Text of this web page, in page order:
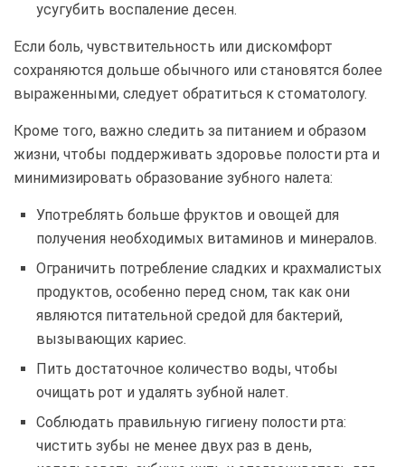
усугубить воспаление десен.
Если боль, чувствительность или дискомфорт
сохраняются дольше обычного или становятся более
выраженными, следует обратиться к стоматологу.
Кроме того, важно следить за питанием и образом
жизни, чтобы поддерживать здоровье полости рта и
минимизировать образование зубного налета:
Употреблять больше фруктов и овощей для
получения необходимых витаминов и минералов.
Ограничить потребление сладких и крахмалистых
продуктов, особенно перед сном, так как они
являются питательной средой для бактерий,
вызывающих кариес.
Пить достаточное количество воды, чтобы
очищать рот и удалять зубной налет.
Соблюдать правильную гигиену полости рта:
чистить зубы не менее двух раз в день,